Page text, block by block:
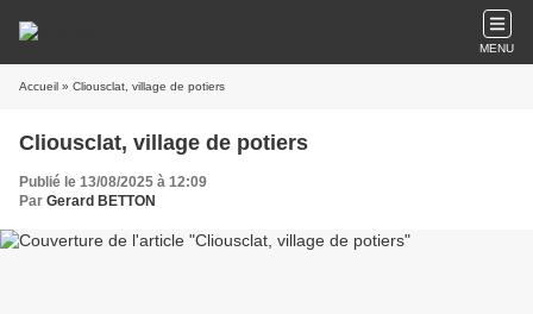
MENU
Accueil » Cliousclat, village de potiers
Cliousclat, village de potiers
Publié le 13/08/2025 à 12:09
Par Gerard BETTON